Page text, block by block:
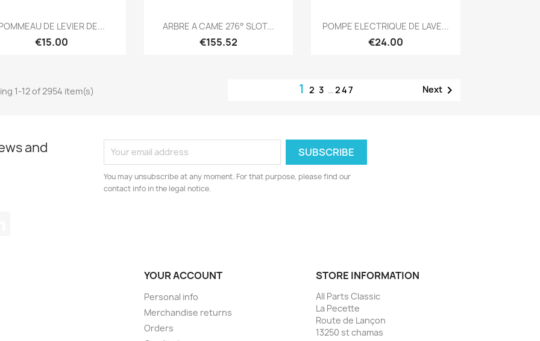
Quick view
DE LEVIER DE...
€15.00
Quick view
ARBRE A CAME 276° SLOT...
€155.52
Quick view
POMPE ELECTRIQUE DE LAVE...
€24.00
1-12 of 2954 item(s) 123 … 247 Next
and
You may unsubscribe at any moment. For that purpose, please find our
contact info in the legal notice.
YOUR ACCOUNT
Personal info
Merchandise returns
Orders
STORE INFORMATION
All Parts Classic
La Pecette
Route de Lançon
13250 st chamas